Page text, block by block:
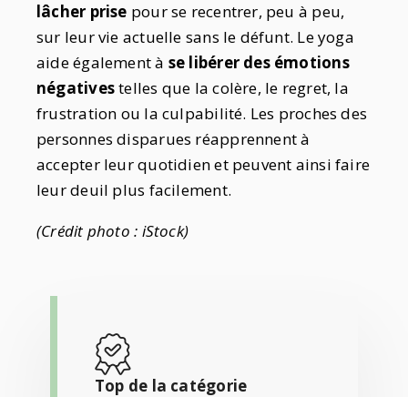
lâcher prise pour se recentrer, peu à peu,
sur leur vie actuelle sans le défunt. Le yoga
aide également à se libérer des émotions
négativestelles que la colère, le regret, la
frustration ou la culpabilité. Les proches des
personnes disparues réapprennent à
accepter leur quotidien et peuvent ainsi faire
leur deuil plus facilement.
(Crédit photo : iStock)
Top de la catégorie